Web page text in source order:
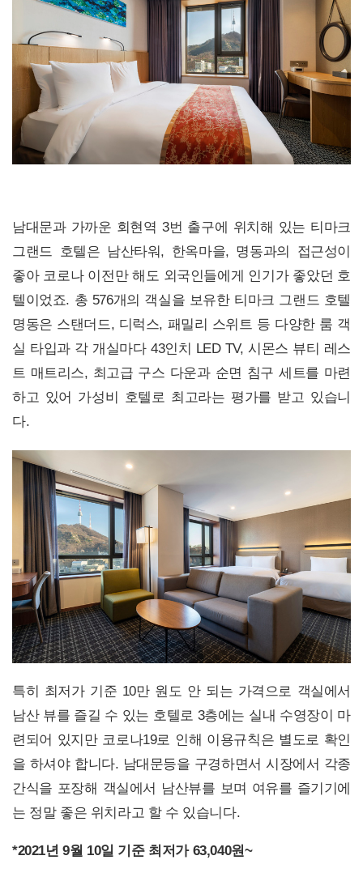
남대문과 가까운 회현역 3번 출구에 위치해 있는 티마크
그랜드 호텔은 남산타워, 한옥마을, 명동과의 접근성이
좋아 코로나 이전만 해도 외국인들에게 인기가 좋았던 호
텔이었죠. 총 576개의 객실을 보유한 티마크 그랜드 호텔
명동은 스탠더드, 디럭스, 패밀리 스위트 등 다양한 룸 객
실 타입과 각 개실마다 43인치 LED TV, 시몬스 뷰티 레스
트 매트리스, 최고급 구스 다운과 순면 침구 세트를 마련
하고 있어 가성비 호텔로 최고라는 평가를 받고 있습니
다.
특히 최저가 기준 10만 원도 안 되는 가격으로 객실에서
남산 뷰를 즐길 수 있는 호텔로 3층에는 실내 수영장이 마
련되어 있지만 코로나19로 인해 이용규칙은 별도로 확인
을 하셔야 합니다. 남대문등을 구경하면서 시장에서 각종
간식을 포장해 객실에서 남산뷰를 보며 여유를 즐기기에
는 정말 좋은 위치라고 할 수 있습니다.
*2021년 9월 10일 기준 최저가 63,040원~